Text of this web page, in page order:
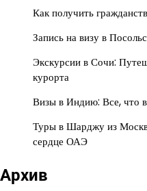
Как получить
Запись на визу в
Экскурсии в Сочи:
курорта
Визы в Индию: Все, что
Туры в Шарджу из
сердце ОАЭ
Архив